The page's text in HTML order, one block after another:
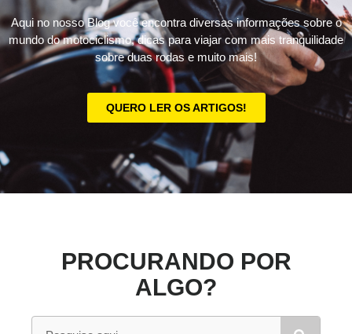
Aqui no nosso Blog você encontra diversas informações sobre o
mundo do motociclismo, dicas para viajar com mais tranquilidade
sobre duas rodas e muito mais!
QUERO LER OS ARTIGOS!
PROCURANDO POR
ALGO?